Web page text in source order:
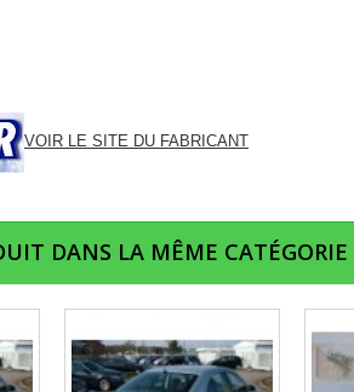
VOIR LE SITE DU FABRICANT
DANS LA MÊME CATÉGORIE